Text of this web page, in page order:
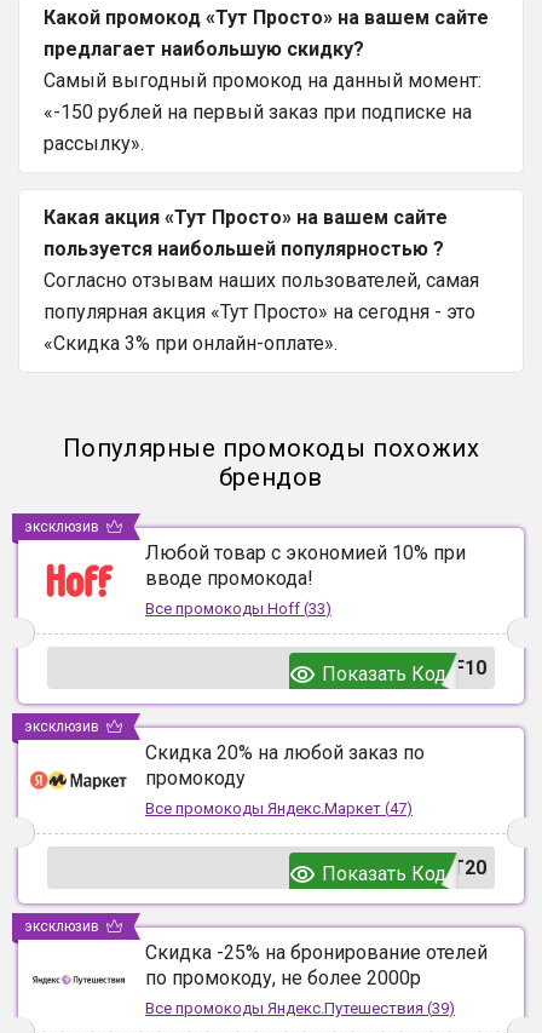
Какой промокод «Тут Просто» на вашем сайте
предлагает наибольшую скидку?
Самый выгодный промокод на данный момент:
«-150 рублей на первый заказ при подписке на
рассылку».
Какая акция «Тут Просто» на вашем сайте
пользуется наибольшей популярностью ?
Согласно отзывам наших пользователей, самая
популярная акция «Тут Просто» на сегодня - это
«Скидка 3% при онлайн-оплате».
Популярные промокоды похожих
брендов
Любой товар с экономией 10% при
вводе промокода!
Все промокоды Hoff (33)
F10
Показать Код
эксклюзив
Скидка 20% на любой заказ по
промокоду
Все промокоды Яндекс.Маркет (47)
T20
Показать Код
эксклюзив
Скидка -25% на бронирование отелей
по промокоду, не более 2000р
Все промокоды Яндекс.Путешествия (39)
эксклюзив